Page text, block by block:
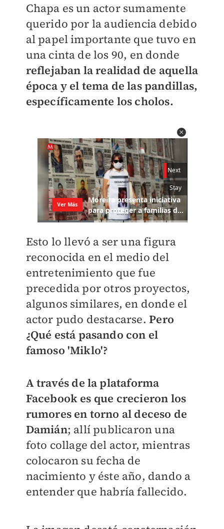
Chapa es un actor sumamente
querido por la audiencia debido
al papel importante que tuvo en
una cinta de los 90, en donde
reflejaban la realidad de aquella
época y el tema de las pandillas,
específicamente los cholos.
Esto lo llevó a ser una figura
reconocida en el medio del
entretenimiento que fue
precedida por otros proyectos,
algunos similares, en donde el
actor pudo destacarse. Pero
¿Qué está pasando con el
famoso 'Miklo'?
A través de la plataforma
Facebook es que crecieron los
rumores en torno al deceso de
Damián; allí publicaron una
foto collage del actor, mientras
colocaron su fecha de
nacimiento y éste año, dando a
entender que habría fallecido.